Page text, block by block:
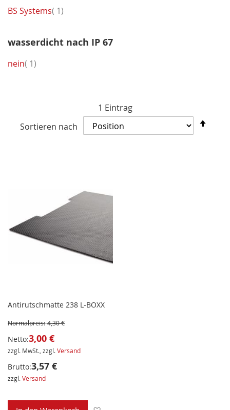
1 Eintrag
Sortieren nach
Antirutschmatte 238 L-BOXX
Normalpreis: 4,30 €
Netto:3,00 €
zzgl. MwSt., zzgl.Versand
Brutto:3,57 €
zzgl.Versand
BS Systems 1Artikel
wasserdicht nach IP 67
nein 1Artikel